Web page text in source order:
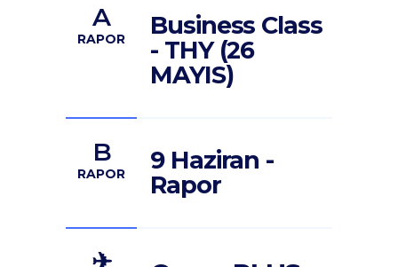
A
RAPOR
Business Class
- THY (26
MAYIS)
B
RAPOR
9 Haziran -
Rapor